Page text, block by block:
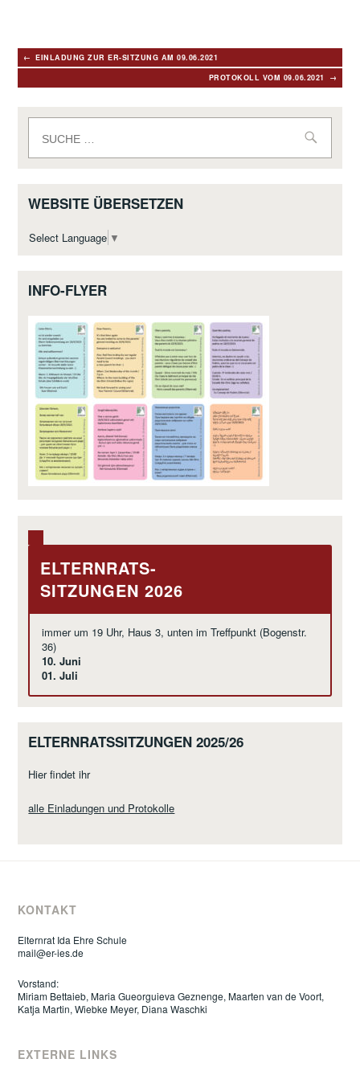
Beitragsnavigation
EINLADUNG ZUR ER-SITZUNG AM 09.06.2021
PROTOKOLL VOM 09.06.2021
Suche
nach:
WEBSITE ÜBERSETZEN
Select Language ▼
INFO-FLYER
ELTERNRATS-
SITZUNGEN 2026
immer um 19 Uhr, Haus 3, unten im Treffpunkt (Bogenstr.
36)
10. Juni
01. Juli
ELTERNRATSSITZUNGEN 2025/26
Hier findet ihr
alle Einladungen und Protokolle
KONTAKT
Elternrat Ida Ehre Schule
mail@er-ies.de
Vorstand:
Miriam Bettaieb, Maria Gueorguieva Geznenge, Maarten van de Voort,
Katja Martin, Wiebke Meyer, Diana Waschki
EXTERNE LINKS